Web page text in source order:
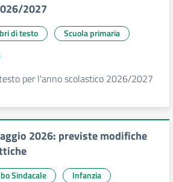
2027
di testo
Scuola primaria
per l'anno scolastico 2026/2027
2026: previste modifiche
Sindacale
Infanzia